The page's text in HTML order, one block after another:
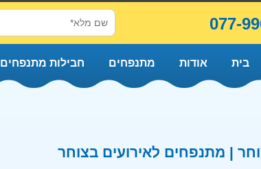
077-
בית אודות מתנפחים חבילות מתנפחים
| מתנפחים לאירועים בצוחר